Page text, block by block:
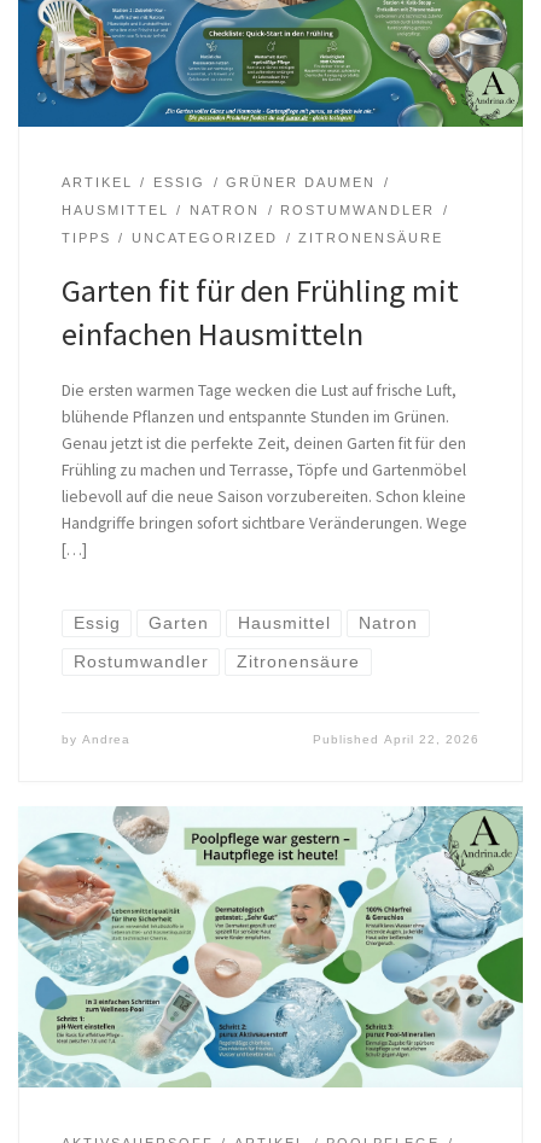
ARTIKEL ESSIG
GRÜNER DAUMEN
HAUSMITTEL
NATRON
ROSTUMWANDLER
TIPPS
UNCATEGORIZED ZITRONENSÄURE
Garten fit für den Frühling mit
einfachen Hausmitteln
Die ersten warmen Tage wecken die Lust auf frische Luft,
blühende Pflanzen und entspannte Stunden im Grünen.
Genau jetzt ist die perfekte Zeit, deinen Garten fit für den
Frühling zu machen und Terrasse, Töpfe und Gartenmöbel
liebevoll auf die neue Saison vorzubereiten. Schon kleine
Handgriffe bringen sofort sichtbare Veränderungen. Wege
[…]
Essig Garten Hausmittel Natron
Rostumwandler Zitronensäure
by Andrea PublishedApril 22, 2026